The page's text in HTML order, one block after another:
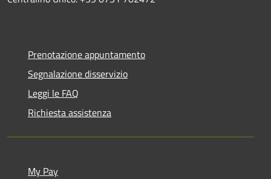
Prenotazione appuntamento
Segnalazione disservizio
Leggi le FAQ
Richiesta assistenza
My Pay